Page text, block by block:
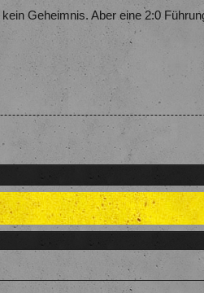
Geheimnis. Aber eine 2:0